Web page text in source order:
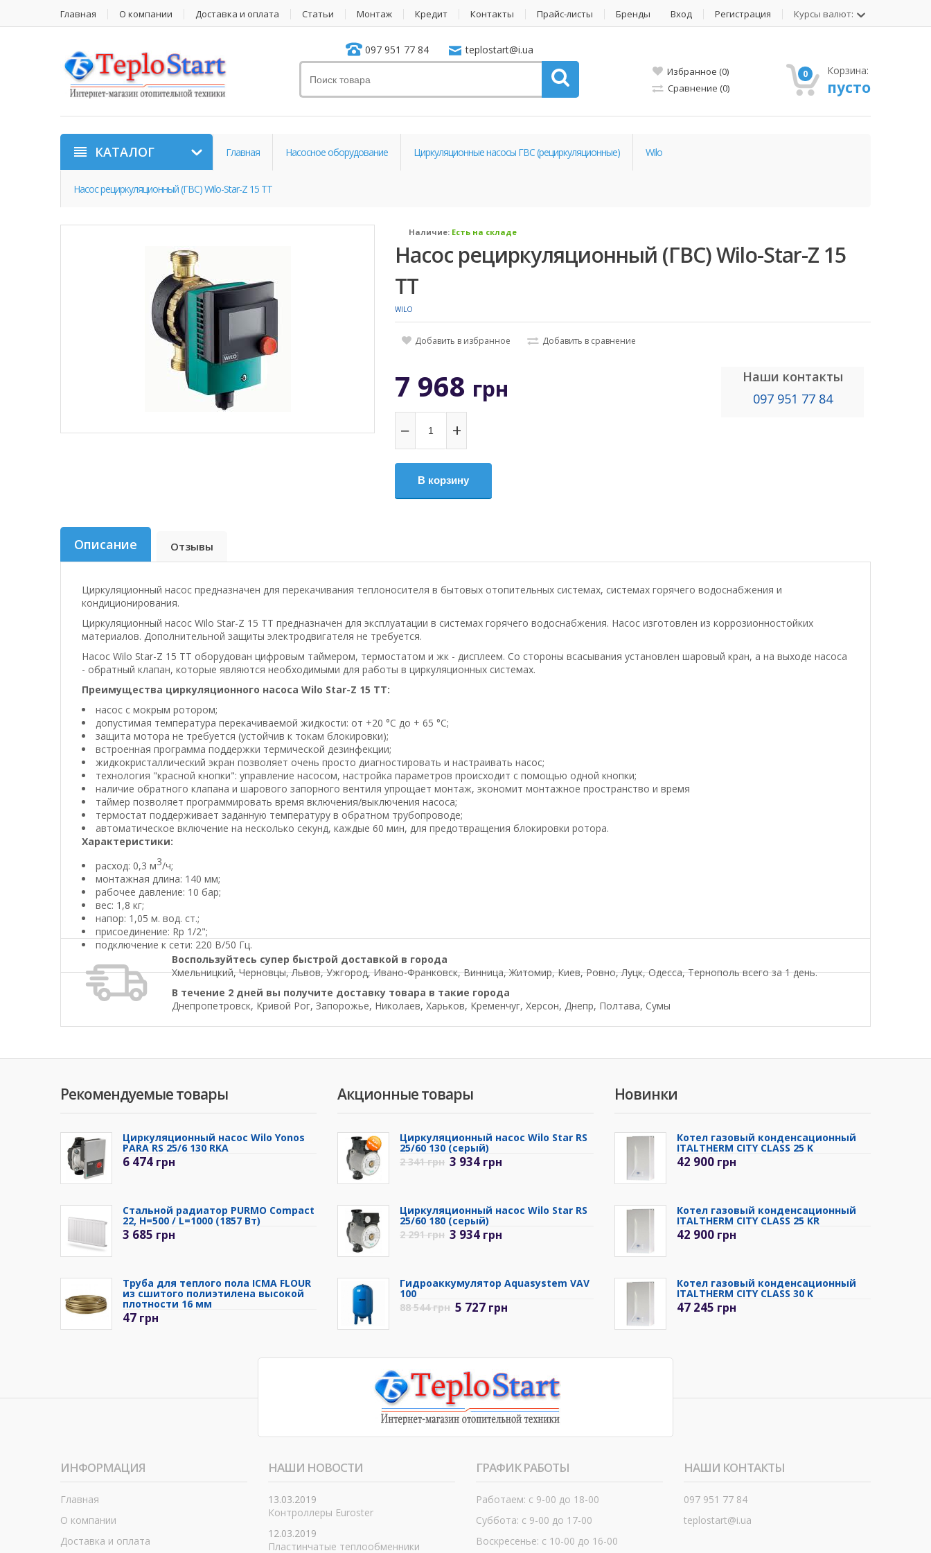
Главная О компании Доставка и оплата Статьи Монтаж Кредит Контакты Прайс-листы Бренды Вход Регистрация Курсы валют:
097 951 77 84 teplostart@i.ua
Избранное (0)
Сравнение (0)
0 Корзина:
пусто
КАТАЛОГ Главная Насосное оборудование Циркуляционные насосы ГВС (рециркуляционные) Wilo
Насос рециркуляционный (ГВС) Wilo-Star-Z 15 TT
Наличие: Есть на складе
Насос рециркуляционный (ГВС) Wilo-Star-Z 15
TT
WILO
Добавить в избранное Добавить в сравнение
7 968 грн
− +
В корзину
Наши контакты
097 951 77 84
Описание Отзывы
Циркуляционный насос предназначен для перекачивания теплоносителя в бытовых отопительных системах, системах горячего водоснабжения и
кондиционирования.
Циркуляционный насос Wilo Star-Z 15 TT предназначен для эксплуатации в системах горячего водоснабжения. Насос изготовлен из коррозионностойких
материалов. Дополнительной защиты электродвигателя не требуется.
Насос Wilo Star-Z 15 TT оборудован цифровым таймером, термостатом и жк - дисплеем. Со стороны всасывания установлен шаровый кран, а на выходе насоса
- обратный клапан, которые являются необходимыми для работы в циркуляционных системах.
Преимущества циркуляционного насоса Wilo Star-Z 15 TT:
насос с мокрым ротором;
допустимая температура перекачиваемой жидкости: от +20 °С до + 65 °С;
защита мотора не требуется (устойчив к токам блокировки);
встроенная программа поддержки термической дезинфекции;
жидкокристаллический экран позволяет очень просто диагностировать и настраивать насос;
технология "красной кнопки": управление насосом, настройка параметров происходит с помощью одной кнопки;
наличие обратного клапана и шарового запорного вентиля упрощает монтаж, экономит монтажное пространство и время
таймер позволяет программировать время включения/выключения насоса;
термостат поддерживает заданную температуру в обратном трубопроводе;
автоматическое включение на несколько секунд, каждые 60 мин, для предотвращения блокировки ротора.
Характеристики:
расход: 0,3 м3/ч;
монтажная длина: 140 мм;
рабочее давление: 10 бар;
вес: 1,8 кг;
напор: 1,05 м. вод. ст.;
присоединение: Rp 1/2";
подключение к сети: 220 В/50 Гц.
Воспользуйтесь супер быстрой доставкой в города
Хмельницкий, Черновцы, Львов, Ужгород, Ивано-Франковск, Винница, Житомир, Киев, Ровно, Луцк, Одесса, Тернополь всего за 1 день.
В течение 2 дней вы получите доставку товара в такие города
Днепропетровск, Кривой Рог, Запорожье, Николаев, Харьков, Кременчуг, Херсон, Днепр, Полтава, Сумы
Рекомендуемые товары
Циркуляционный насос Wilo Yonos
PARA RS 25/6 130 RKA
6 474 грн
Стальной радиатор PURMO Compact
22, H=500 / L=1000 (1857 Вт)
3 685 грн
Труба для теплого пола ICMA FLOUR
из сшитого полиэтилена высокой
плотности 16 мм
47 грн
Акционные товары
Циркуляционный насос Wilo Star RS
25/60 130 (серый)
2 341грн 3 934 грн
Циркуляционный насос Wilo Star RS
25/60 180 (серый)
2 291грн 3 934 грн
Гидроаккумулятор Aquasystem VAV
100
88 544грн 5 727 грн
Новинки
Котел газовый конденсационный
ITALTHERM CITY CLASS 25 K
42 900 грн
Котел газовый конденсационный
ITALTHERM CITY CLASS 25 KR
42 900 грн
Котел газовый конденсационный
ITALTHERM CITY CLASS 30 K
47 245 грн
ИНФОРМАЦИЯ
Главная
О компании
Доставка и оплата
НАШИ НОВОСТИ
13.03.2019
Контроллеры Euroster
12.03.2019
Пластинчатые теплообменники
ГРАФИК РАБОТЫ
Работаем: с 9-00 до 18-00
Суббота: с 9-00 до 17-00
Воскресенье: с 10-00 до 16-00
НАШИ КОНТАКТЫ
097 951 77 84
teplostart@i.ua